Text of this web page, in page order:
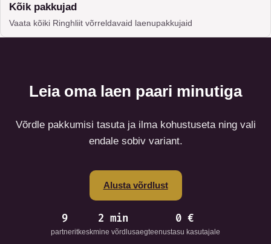
Kõik pakkujad
Vaata kõiki Ringhliit võrreldavaid laenupakkujaid
Leia oma laen paari minutiga
Võrdle pakkumisi tasuta ja ilma kohustuseta ning vali
endale sobiv variant.
Alusta võrdlust
9
partnerit
2 min
keskmine võrdlusaeg
0 €
teenustasu kasutajale